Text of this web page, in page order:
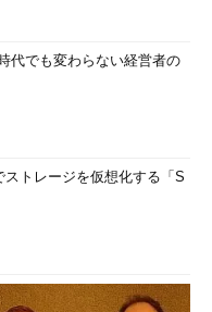
代でも変わらない経営者の
ストレージを仮想化する「S